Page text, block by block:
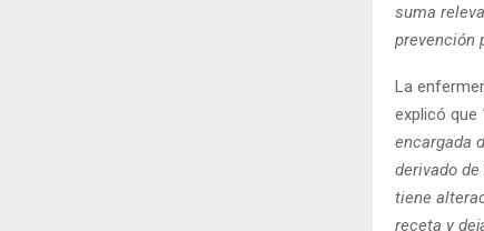
suma
prevención
La
explicó que
encargada
derivado
tiene
receta y